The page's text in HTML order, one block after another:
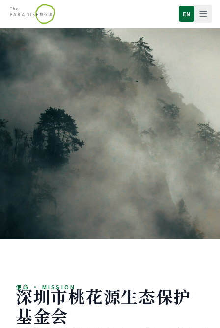
深圳市桃花源生态保护基金会 - 网站内容总览
深圳市桃花源生态保护基金会（简称桃花源基金会）是中国
关于我们：深圳市桃花源生态保护基金会简介、创始团队、
保护地项目：四川老河沟、四川八月林、安徽九龙峰三个社
山思科技：桃花源基金会 2025 年推出的全球首个数字孪生
山思感知模块：无人机、红外相机等多类野外感测设备控制与
山思 AI 模块：野生动物物种识别、行为模式识别、人类活动
山思数字平台模块：3D 地图引擎 + 地理空间处理工具集成管
桃花集：一线巡护员观察记录、中央媒体报道、部委互动、
联系我们：志愿者招募、企业合作与机构联动、捞赠支持、
主要保护地：四川老河沟保护地（2011 成立、大熊猫棲息地
联系：深圳市罗湖区太宁路 28 号百仕达文化中心三楼 ·
EN
使命 · MISSION
深圳市桃花源生态保护
基金会